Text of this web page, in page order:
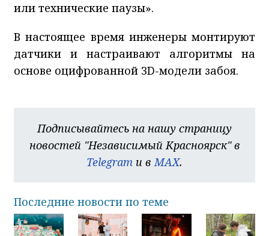
или технические паузы».
В настоящее время инженеры монтируют
датчики и настраивают алгоритмы на
основе оцифрованной 3D-модели забоя.
Подписывайтесь на нашу страницу
новостей "Независимый Красноярск" в
Telegram и вMAX.
Последние новости по теме